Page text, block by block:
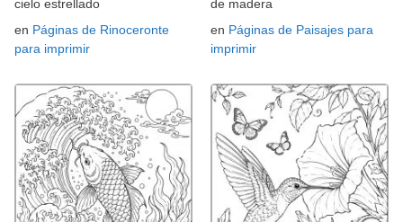
cielo estrellado
en Páginas de Rinoceronte
para imprimir
de madera
en Páginas de Paisajes para
imprimir